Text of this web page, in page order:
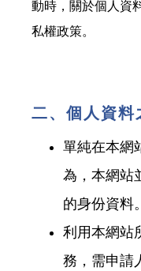
動時，關於個人資
私權政策。
二、個人資料
單純在本網
為，本網站
的身份資料。
利用本網站
務，需申請